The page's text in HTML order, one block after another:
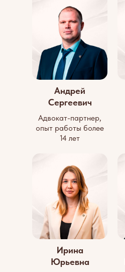
Андрей
Сергеевич
Адвокат-партнер,
опыт работы более
14 лет
Ирина
Юрьевна